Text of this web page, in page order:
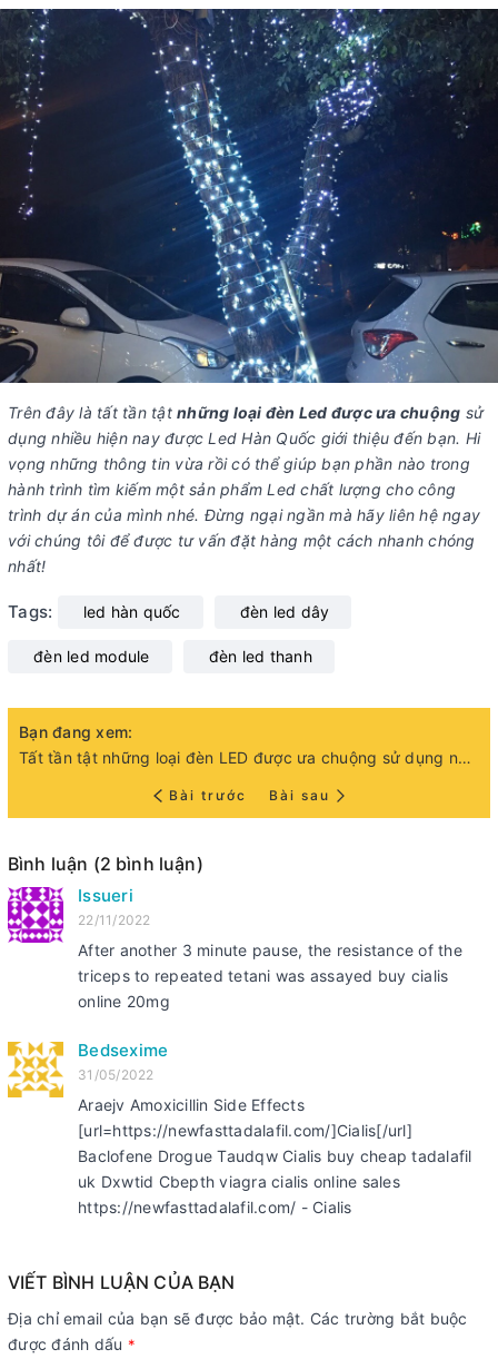
Trên đây là tất tần tật những loại đèn Led được ưa chuộng sử
dụng nhiều hiện nay được Led Hàn Quốc giới thiệu đến bạn. Hi
vọng những thông tin vừa rồi có thể giúp bạn phần nào trong
hành trình tìm kiếm một sản phẩm Led chất lượng cho công
trình dự án của mình nhé. Đừng ngại ngần mà hãy liên hệ ngay
với chúng tôi để được tư vấn đặt hàng một cách nhanh chóng
nhất!
Tags: led hàn quốc đèn led dây
đèn led module đèn led thanh
Bạn đang xem:
Tất tần tật những loại đèn LED được ưa chuộng sử dụng nhiều hiện nay
Bài trước Bài sau
Bình luận (2 bình luận)
Issueri
22/11/2022
After another 3 minute pause, the resistance of the
triceps to repeated tetani was assayed buy cialis
online 20mg
Bedsexime
31/05/2022
Araejv Amoxicillin Side Effects
[url=https://newfasttadalafil.com/]Cialis[/url]
Baclofene Drogue Taudqw Cialis buy cheap tadalafil
uk Dxwtid Cbepth viagra cialis online sales
https://newfasttadalafil.com/ - Cialis
VIẾT BÌNH LUẬN CỦA BẠN
Địa chỉ email của bạn sẽ được bảo mật. Các trường bắt buộc
được đánh dấu *